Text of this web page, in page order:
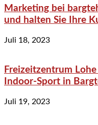
Marketing bei
und halten Sie Ihre
Juli 18, 2023
Freizeitzentrum
Indoor-Sport in
Juli 19, 2023